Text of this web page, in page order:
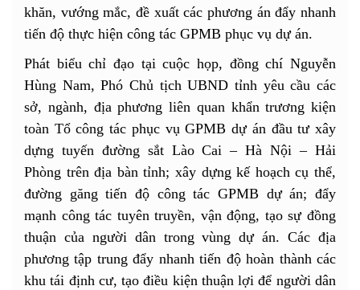
khăn, vướng mắc, đề xuất các phương án đẩy nhanh
tiến độ thực hiện công tác GPMB phục vụ dự án.
Phát biểu chỉ đạo tại cuộc họp, đồng chí Nguyễn
Hùng Nam, Phó Chủ tịch UBND tỉnh yêu cầu các
sở, ngành, địa phương liên quan khẩn trương kiện
toàn Tổ công tác phục vụ GPMB dự án đầu tư xây
dựng tuyến đường sắt Lào Cai – Hà Nội – Hải
Phòng trên địa bàn tỉnh; xây dựng kế hoạch cụ thể,
đường găng tiến độ công tác GPMB dự án; đẩy
mạnh công tác tuyên truyền, vận động, tạo sự đồng
thuận của người dân trong vùng dự án. Các địa
phương tập trung đẩy nhanh tiến độ hoàn thành các
khu tái định cư, tạo điều kiện thuận lợi để người dân